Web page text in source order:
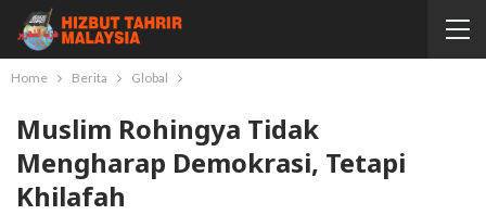
Home Berita Global
Muslim Rohingya Tidak
Mengharap Demokrasi, Tetapi
Khilafah